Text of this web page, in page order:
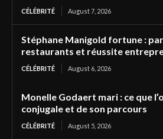
CÉLÉBRITÉ August 7, 2026
Stéphane Manigold fortune :
restaurants et réussite
CÉLÉBRITÉ August 6, 2026
Monelle Godaert mari : ce que
conjugale et de son parcours
CÉLÉBRITÉ August 5, 2026